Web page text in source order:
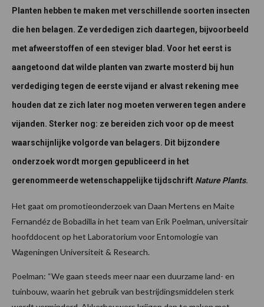
Planten hebben te maken met verschillende soorten insecten
die hen belagen. Ze verdedigen zich daartegen, bijvoorbeeld
met afweerstoffen of een steviger blad. Voor het eerst is
aangetoond dat wilde planten van zwarte mosterd bij hun
verdediging tegen de eerste vijand er alvast rekening mee
houden dat ze zich later nog moeten verweren tegen andere
vijanden. Sterker nog: ze bereiden zich voor op de meest
waarschijnlijke volgorde van belagers. Dit bijzondere
onderzoek wordt morgen gepubliceerd in het
gerenommeerde wetenschappelijke tijdschrift Nature Plants.
Het gaat om promotieonderzoek van Daan Mertens en Maite
Fernandéz de Bobadilla in het team van Erik Poelman, universitair
hoofddocent op het Laboratorium voor Entomologie van
Wageningen Universiteit & Research.
Poelman: “We gaan steeds meer naar een duurzame land- en
tuinbouw, waarin het gebruik van bestrijdingsmiddelen sterk